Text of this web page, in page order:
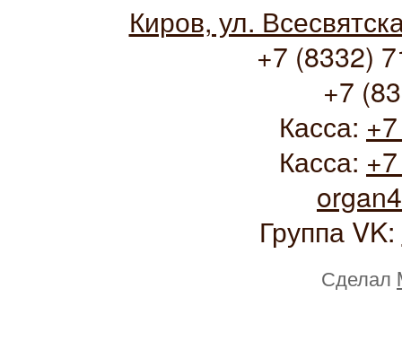
Киров, ул.
+7 (8332)
+7
Касса:
Касса:
Группа VK:
Сделал